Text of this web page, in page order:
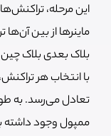
این مرحله،
ماینرها از بین
بلاک بعدی بلاک چین
با انتخاب هر
تعادل می‌رسد. به
ممپول وجود داشته